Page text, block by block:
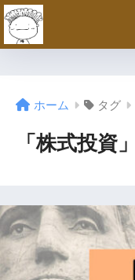
ホーム タグ
「株式投資